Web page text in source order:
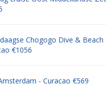
daagse Chogogo Dive & Beach
€1056
- Curacao €569